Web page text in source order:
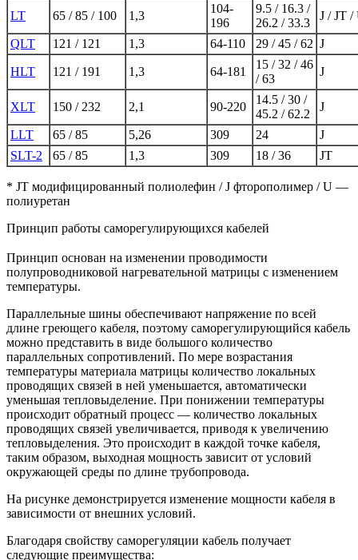
LT 65 / 85 / 100 1,3
104-
196
9.5 / 16.3 /
26.2 / 33.3
J / JT /
QLT 121 / 121 1,3 64-110 29 / 45 / 62 J
HLT 121 / 191 1,3 64-181
15 / 32 / 46
/ 63
J
ХLT 150 / 232 2,1 90-220
14.5 / 30 /
45.2 / 62.2
J
LLT 65 / 85 5,26 309 24
J
SLT-2
65 / 85 1,3 309 18 / 36 JT
* JT модифицированный полиолефин / J фторополимер / U —
полиуретан
Принцип работы саморегулирующихся кабелей
Принцип основан на изменении проводимости
полупроводниковой нагревательной матрицы с изменением
температуры.
Параллельные шины обеспечивают напряжение по всей
длине греющего кабеля, поэтому саморегулирующийся кабель
можно представить в виде большого количество
параллельных сопротивлений. По мере возрастания
температуры материала матрицы количество локальных
проводящих связей в ней уменьшается, автоматически
уменьшая тепловыделение. При понижении температуры
происходит обратный процесс — количество локальных
проводящих связей увеличивается, приводя к увеличению
тепловыделения. Это происходит в каждой точке кабеля,
таким образом, выходная мощность зависит от условий
окружающей среды по длине трубопровода.
На рисунке демонстрируется изменение мощности кабеля в
зависимости от внешних условий.
Благодаря свойству саморегуляции кабель получает
следующие преимущества: